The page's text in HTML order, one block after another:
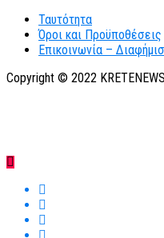
Ταυτότητα
Όροι και Προϋποθέσεις
Επικοινωνία –
Copyright © 2022